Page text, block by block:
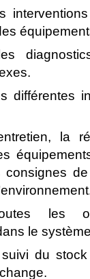
différentes
la
consignes
les
le
du